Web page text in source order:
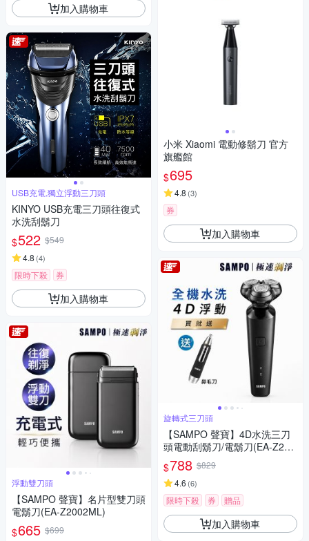
加入購物車
USB充電,獨立浮動三刀頭
KINYO USB充電三刀頭往復式
水洗刮鬍刀
$522 $549
4.8 (4)
限時下殺 券
加入購物車
浮動雙刀頭
【SAMPO 聲寶】名片型雙刀頭
電鬍刀(EA-Z2002ML)
$665 $699
小米 Xiaomi 電動修鬍刀 官方
旗艦館
$695
4.8 (3)
券
加入購物車
旋轉式三刀頭
【SAMPO 聲寶】4D水洗三刀
頭電動刮鬍刀/電鬍刀(EA-Z213
2WL)
$788 $829
4.6 (6)
限時下殺 券 贈品
加入購物車